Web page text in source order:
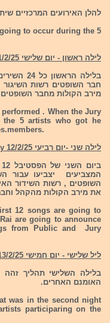
להלן האירועים המרכזיים שיתרחשו
to occur during the 5
לילה ראשון - יום שלישי 11/2/25 First Night - Tuesday
בלילה
מירב הקולות מחבר
. When the Jury
5 artists who got he
לילה שני -יום רביעי 12/2/25 Second Night - Wednesday
המצביעים יצביעו עבור
את מירב הקולות מהקהל
12 songs are going to
are going to announce
from Public and Jury
ליל שלישי - יום חמישי 13/2/25 Third Night-Thursday
האומנם האחרים.
was in the second night
participaring on the